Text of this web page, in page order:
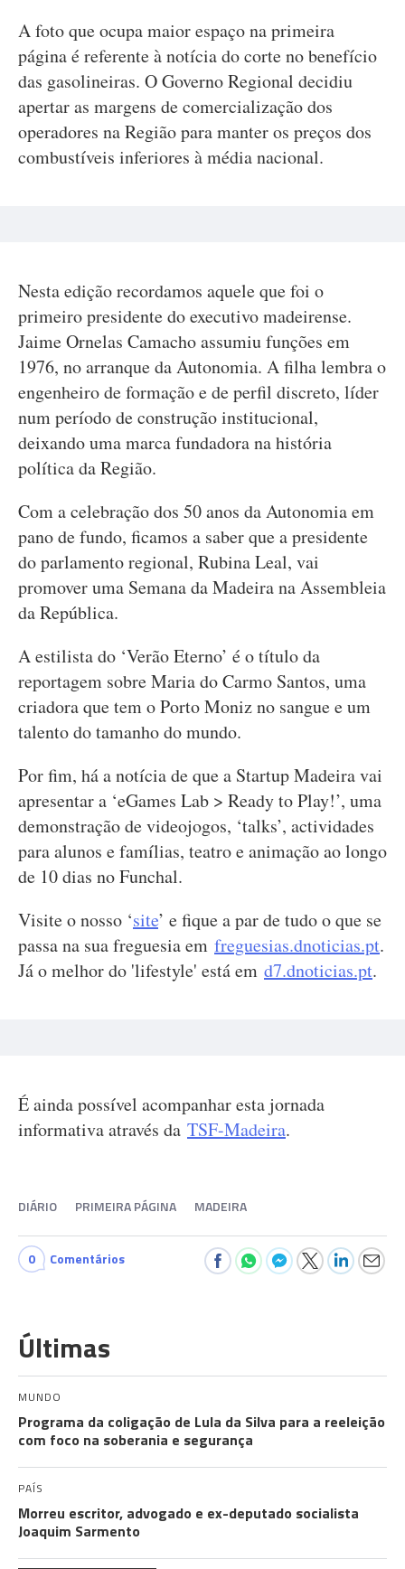
A foto que ocupa maior espaço na primeira
página é referente à notícia do corte no benefício
das gasolineiras. O Governo Regional decidiu
apertar as margens de comercialização dos
operadores na Região para manter os preços dos
combustíveis inferiores à média nacional.
Nesta edição recordamos aquele que foi o
primeiro presidente do executivo madeirense.
Jaime Ornelas Camacho assumiu funções em
1976, no arranque da Autonomia. A filha lembra o
engenheiro de formação e de perfil discreto, líder
num período de construção institucional,
deixando uma marca fundadora na história
política da Região.
Com a celebração dos 50 anos da Autonomia em
pano de fundo, ficamos a saber que a presidente
do parlamento regional, Rubina Leal, vai
promover uma Semana da Madeira na Assembleia
da República.
A estilista do ‘Verão Eterno’ é o título da
reportagem sobre Maria do Carmo Santos, uma
criadora que tem o Porto Moniz no sangue e um
talento do tamanho do mundo.
Por fim, há a notícia de que a Startup Madeira vai
apresentar a ‘eGames Lab > Ready to Play!’, uma
demonstração de videojogos, ‘talks’, actividades
para alunos e famílias, teatro e animação ao longo
de 10 dias no Funchal.
Visite o nosso ‘site’ e fique a par de tudo o que se
passa na sua freguesia em freguesias.dnoticias.pt.
Já o melhor do 'lifestyle' está em d7.dnoticias.pt.
É ainda possível acompanhar esta jornada
informativa através da TSF-Madeira.
DIÁRIO PRIMEIRA PÁGINA MADEIRA
0 Comentários
Últimas
MUNDO
Programa da coligação de Lula da Silva para a reeleição
com foco na soberania e segurança
PAÍS
Morreu escritor, advogado e ex-deputado socialista
Joaquim Sarmento